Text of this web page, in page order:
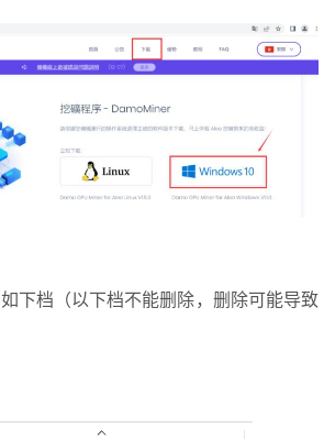
下档（以下档不能删除，删除可能导致